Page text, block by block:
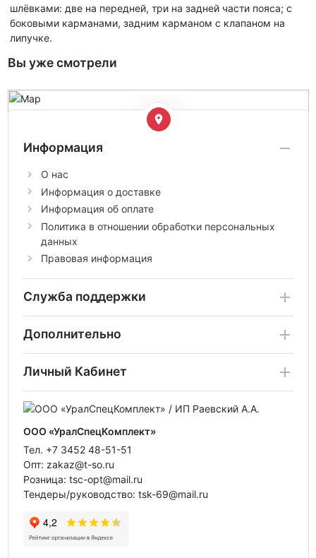
шлёвками: две на передней, три на задней части пояса; с
боковыми карманами, задним карманом с клапаном на
липучке.
Вы уже смотрели
Информация
О нас
Информация о доставке
Информация об оплате
Политика в отношении обработки персональных
данных
Правовая информация
Служба поддержки
Дополнительно
Личный Кабинет
ООО «УралСпецКомплект»
Тел. +7 3452 48-51-51
Опт: zakaz@t-so.ru
Розница: tsc-opt@mail.ru
Тендеры/руководство: tsk-69@mail.ru